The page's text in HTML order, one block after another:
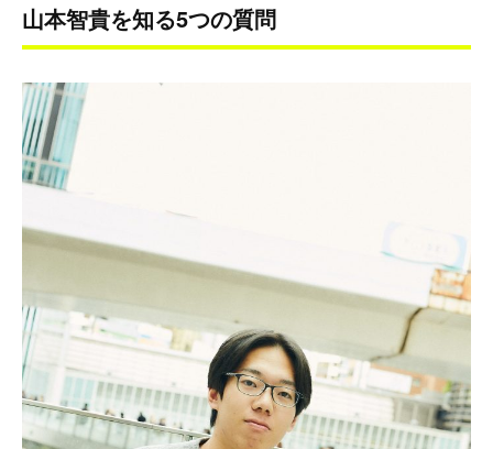
山本智貴を知る5つの質問